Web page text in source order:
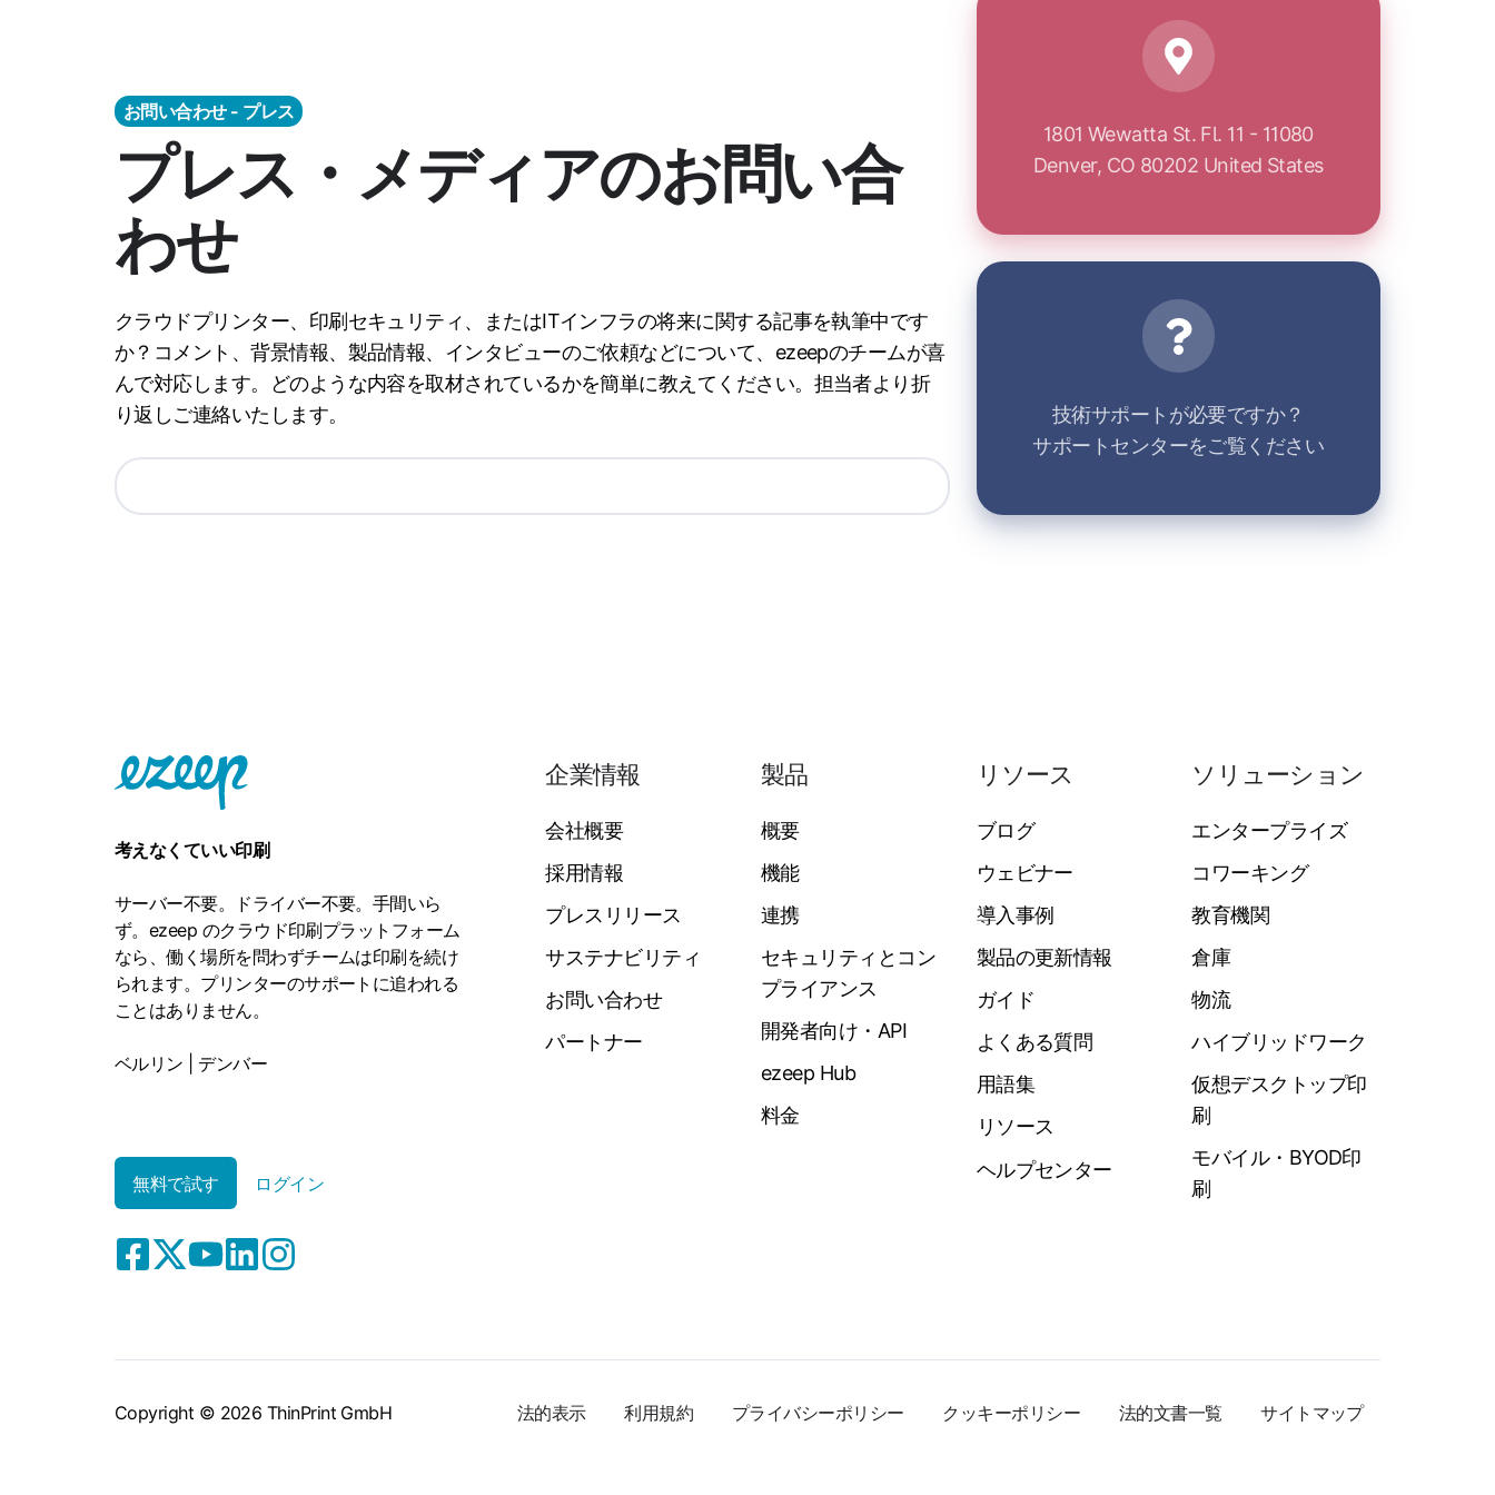
お問い合わせ - プレス
プレス・メディアのお問い合
わせ
クラウドプリンター、印刷セキュリティ、またはITインフラの将来に関する記事を執筆中です
か？コメント、背景情報、製品情報、インタビューのご依頼などについて、ezeepのチームが喜
んで対応します。どのような内容を取材されているかを簡単に教えてください。担当者より折
り返しご連絡いたします。
1801 Wewatta St. Fl. 11 - 11080
Denver, CO 80202 United States
技術サポートが必要ですか？
サポートセンターをご覧ください
ポ
ー
ト
考えなくていい印刷
サーバー不要。ドライバー不要。手間いら
ず。ezeep のクラウド印刷プラットフォーム
なら、働く場所を問わずチームは印刷を続け
られます。プリンターのサポートに追われる
ことはありません。
ベルリン | デンバー
無料で試す ログイン
企業情報
会社概要
採用情報
プレスリリース
サステナビリティ
お問い合わせ
パートナー
製品
概要
機能
連携
セキュリティとコン
プライアンス
開発者向け・API
ezeep Hub
料金
リソース
ブログ
ウェビナー
導入事例
製品の更新情報
ガイド
よくある質問
用語集
リソース
ヘルプセンター
ソリューション
エンタープライズ
コワーキング
教育機関
倉庫
物流
ハイブリッドワーク
仮想デスクトップ印
刷
モバイル・BYOD印
刷
Copyright © 2026 ThinPrint GmbH 法的表示 利用規約 プライバシーポリシー クッキーポリシー 法的文書一覧 サイトマップ